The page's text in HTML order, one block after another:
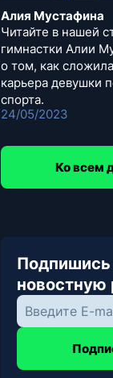
Алия Мустафина
Читайте в нашей
гимнастки Алии
о том, как
карьера девушки
спорта.
24/05/2023
Ко всем
Подпишись
новостную